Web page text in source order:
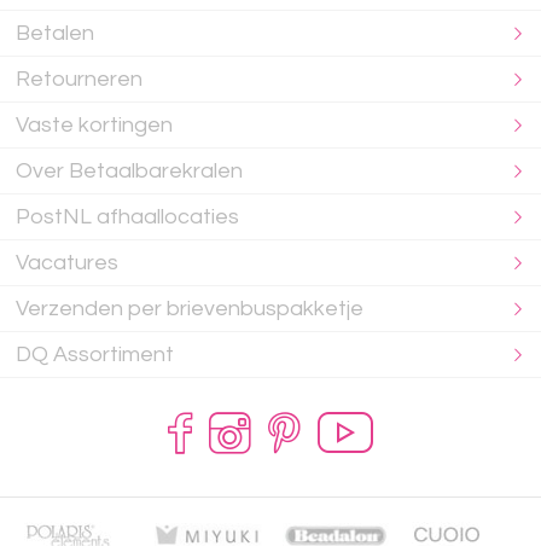
Betalen
Retourneren
Vaste kortingen
Over Betaalbarekralen
PostNL afhaallocaties
Vacatures
Verzenden per brievenbuspakketje
DQ Assortiment